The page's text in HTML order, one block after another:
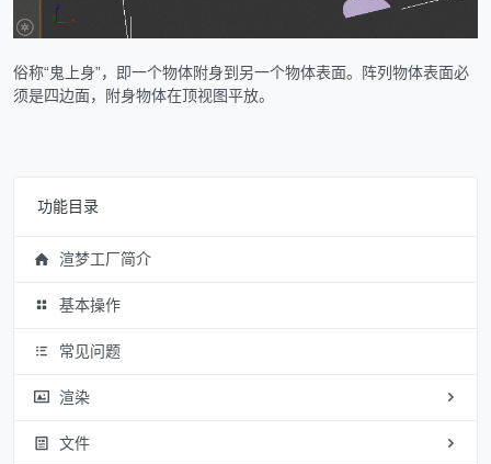
俗称“鬼上身”，即一个物体附身到另一个物体表面。阵列物体表面必
须是四边面，附身物体在顶视图平放。
功能目录
渲梦工厂简介
基本操作
常见问题
渲染
文件